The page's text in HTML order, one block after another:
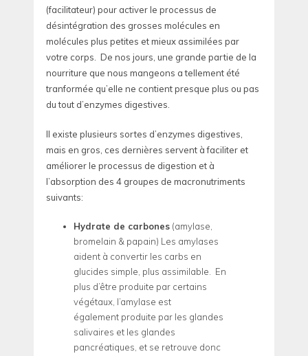
(facilitateur) pour activer le processus de
désintégration des grosses molécules en
molécules plus petites et mieux assimilées par
votre corps. De nos jours, une grande partie de la
nourriture que nous mangeons a tellement été
tranformée qu’elle ne contient presque plus ou pas
du tout d’enzymes digestives.
Il existe plusieurs sortes d’enzymes digestives,
mais en gros, ces dernières servent à faciliter et
améliorer le processus de digestion et à
l’absorption des 4 groupes de macronutriments
suivants:
Hydrate de carbones (amylase,
bromelain & papain) Les amylases
aident à convertir les carbs en
glucides simple, plus assimilable. En
plus d’être produite par certains
végétaux, l’amylase est
également produite par les glandes
salivaires et les glandes
pancréatiques, et se retrouve donc